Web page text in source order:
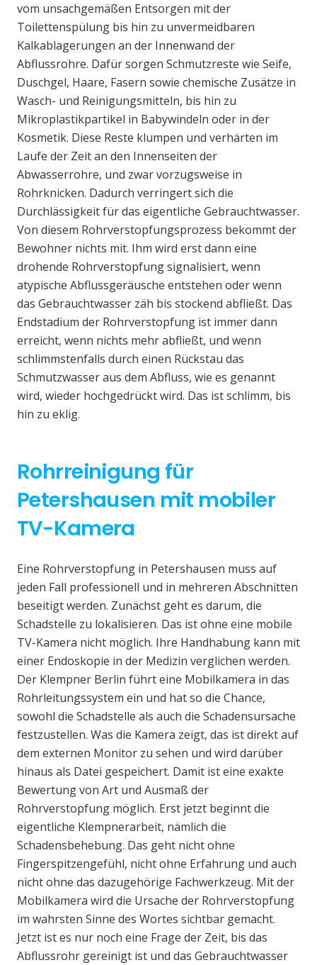
vom unsachgemäßen Entsorgen mit der
Toilettenspülung bis hin zu unvermeidbaren
Kalkablagerungen an der Innenwand der
Abflussrohre. Dafür sorgen Schmutzreste wie Seife,
Duschgel, Haare, Fasern sowie chemische Zusätze in
Wasch- und Reinigungsmitteln, bis hin zu
Mikroplastikpartikel in Babywindeln oder in der
Kosmetik. Diese Reste klumpen und verhärten im
Laufe der Zeit an den Innenseiten der
Abwasserrohre, und zwar vorzugsweise in
Rohrknicken. Dadurch verringert sich die
Durchlässigkeit für das eigentliche Gebrauchtwasser.
Von diesem Rohrverstopfungsprozess bekommt der
Bewohner nichts mit. Ihm wird erst dann eine
drohende Rohrverstopfung signalisiert, wenn
atypische Abflussgeräusche entstehen oder wenn
das Gebrauchtwasser zäh bis stockend abfließt. Das
Endstadium der Rohrverstopfung ist immer dann
erreicht, wenn nichts mehr abfließt, und wenn
schlimmstenfalls durch einen Rückstau das
Schmutzwasser aus dem Abfluss, wie es genannt
wird, wieder hochgedrückt wird. Das ist schlimm, bis
hin zu eklig.
Rohrreinigung für
Petershausen mit mobiler
TV-Kamera
Eine Rohrverstopfung in Petershausen muss auf
jeden Fall professionell und in mehreren Abschnitten
beseitigt werden. Zunächst geht es darum, die
Schadstelle zu lokalisieren. Das ist ohne eine mobile
TV-Kamera nicht möglich. Ihre Handhabung kann mit
einer Endoskopie in der Medizin verglichen werden.
Der Klempner Berlin führt eine Mobilkamera in das
Rohrleitungssystem ein und hat so die Chance,
sowohl die Schadstelle als auch die Schadensursache
festzustellen. Was die Kamera zeigt, das ist direkt auf
dem externen Monitor zu sehen und wird darüber
hinaus als Datei gespeichert. Damit ist eine exakte
Bewertung von Art und Ausmaß der
Rohrverstopfung möglich. Erst jetzt beginnt die
eigentliche Klempnerarbeit, nämlich die
Schadensbehebung. Das geht nicht ohne
Fingerspitzengefühl, nicht ohne Erfahrung und auch
nicht ohne das dazugehörige Fachwerkzeug. Mit der
Mobilkamera wird die Ursache der Rohrverstopfung
im wahrsten Sinne des Wortes sichtbar gemacht.
Jetzt ist es nur noch eine Frage der Zeit, bis das
Abflussrohr gereinigt ist und das Gebrauchtwasser